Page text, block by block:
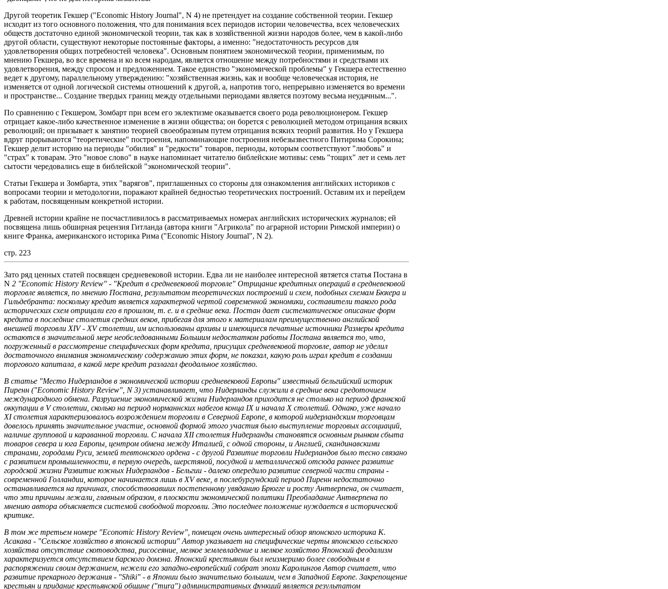
Другой теоретик Гекшер ("Economic History Journal", N 4) не претендует на создание собственной теории. Гекшер
исходит из того основного положения, что для понимания всех периодов истории человечества, всех человеческих
обществ достаточно единой экономической теории, так как в хозяйственной жизни народов более, чем в какой-либо
другой области, существуют некоторые постоянные факторы, а именно: "недостаточность ресурсов для
удовлетворения общих потребностей человека". Основным понятием экономической теории, применимым, по
мнению Гекшера, во все времена и ко всем народам, является отношение между потребностями и средствами их
удовлетворения, между спросом и предложением. Такое единство "экономической проблемы" у Гекшера естественно
ведет к другому, параллельному утверждению: "хозяйственная жизнь, как и вообще человеческая история, не
изменяется от одной логической системы отношений к другой, а, напротив того, непрерывно изменяется во времени
и пространстве... Создание твердых границ между отдельными периодами является поэтому весьма неудачным...".
По сравнению с Гекшером, Зомбарт при всем его эклектизме оказывается своего рода революционером. Гекшер
отрицает какое-либо качественное изменение в жизни общества; он борется с революцией методом отрицания всяких
революций; он призывает к занятию теорией своеобразным путем отрицания всяких теорий развития. Но у Гекшера
вдруг прорываются "теоретические" построения, напоминающие построения небезызвестного Питирима Сорокина;
Гекшер делит историю на периоды "обилия" и "редкости" товаров, периоды, которым соответствуют "любовь" и
"страх" к товарам. Это "новое слово" в науке напоминает читателю библейские мотивы: семь "тощих" лет и семь лет
сытости чередовались еще в библейской "экономической теории".
Статьи Гекшера и Зомбарта, этих "варягов", приглашенных со стороны для ознакомления английских историков с
вопросами теории и методологии, поражают крайней бедностью теоретических построений. Оставим их и перейдем
к работам, посвященным конкретной истории.
Древней истории крайне не посчастливилось в рассматриваемых номерах английских исторических журналов; ей
посвящена лишь обширная рецензия Гитланда (автора книги "Агрикола" по аграрной истории Римской империи) о
книге Франка, американского историка Рима ("Economic History Journal", N 2).
стр. 223
Зато ряд ценных статей посвящен средневековой истории. Едва ли не наиболее интересной явтяется статья Постана в
N 2 "Economic History Review" - "Кредит в средневековой торговле" Отрицание кредитных операций в средневековой
торговле является, по мнению Постана, результатом теоретических построений и схем, подобных схемам Бюхера и
Гильдебранта: поскольку кредит является характерной чертой современной экономики, составители такого рода
исторических схем отрицали его в прошлом, т. е. и в средние века. Постан дает систематическое описание форм
кредита в последние столетия средних веков, прибегая для этого к материалам преимущественно английской
внешней торговли XIV - XV столетии, им использованы архивы и имеющиеся печатные источники Размеры кредита
остаются в значительной мере необследованными Большим недостатком работы Постана является то, что,
погруженный в рассмотрение специфических форм кредита, присущих средневековой торговле, автор не уделил
достаточного внимания экономическому содержанию этих форм, не показал, какую роль играл кредит в создании
торгового капитала, в какой мере кредит разлагал феодальное хозяйство.
В статье "Место Нидерландов в экономической истории средневековой Европы" известный бельгийский историк
Пиренн ("Economic History Review", N3) устанавливает, что Нидерланды служили в средние века средоточием
международного обмена. Разрушение экономической жизни Нидерландов приходится не столько на период франкской
оккупации в V столетии, сколько на период норманнских набегов конца IX и начала X столетий. Однако, уже начало
XI столетия характеризовалось возрождением торговли в Северной Европе, в которой нидерландским торговцам
довелось принять значительное участие, основной формой этого участия было выступление торговых ассоциаций,
наличие групповой и караванной торговли. С начала XII столетия Нидерланды становятся основным рынком сбыта
товаров севера и юга Европы, центром обмена между Италией, с одной стороны, и Англией, скандинавскими
странами, городами Руси, землей тевтонского ордена - с другой Развитие торговли Нидерландов было тесно связано
с развитием промышленности, в первую очередь, шерстяной, посудной и металлической отсюда раннее развитие
городской жизни Развитие южных Нидерландов - Бельгии - далеко опередило развитие северной части страны -
современной Голландии, которое начинается лишь в XV веке, в послебургундский период Пиренн недостаточно
останавливается на причинах, способствовавших постепенному увяданию Брюгге и росту Антверпена, он считает,
что эти причины лежали, главным образом, в плоскости экономической политики Преобладание Антверпена по
мнению автора объясняется системой свободной торговли. Это последнее положение нуждается в исторической
критике.
В том же третьем номере "Economic History Review", помещен очень интересный обзор японского историка К.
Асакава - "Сельское хозяйство в японской истории" Автор указывает на специфические черты японского сельского
хозяйства отсутствие скотоводства, рисосеяние, мелкое землевладение и мелкое хозяйство Японский феодализм
характеризуется отсутствием барского домэна. Японский крестьянин был неизмеримо более свободным в
распоряжении своим держанием, нежели его западно-европейский собрат эпохи Каролингов Автор считает, что
развитие прекарного держания - "Shiki" - в Японии было значительно большим, чем в Западной Европе. Закрепощение
крестьян и придание крестьянской общине ("mura") административных функций является результатом